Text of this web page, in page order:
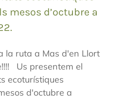
mesos d’octubre a
la ruta a Mas d'en Llort
Us presentem el
ecoturístiques
d'octubre a